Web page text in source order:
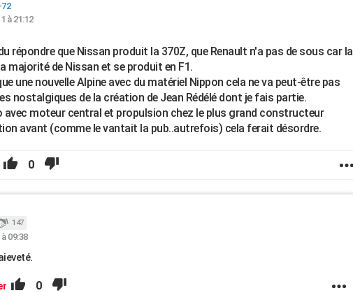
à 21:12
répondre que Nissan produit la 370Z, que Renault n'a pas de sous car la
majorité de Nissan et se produit en F1.
une nouvelle Alpine avec du matériel Nippon cela ne va peut-être pas
nostalgiques de la création de Jean Rédélé dont je fais partie.
avec moteur central et propulsion chez le plus grand constructeur
avant (comme le vantait la pub..autrefois) cela ferait désordre.
0
147
09:38
0